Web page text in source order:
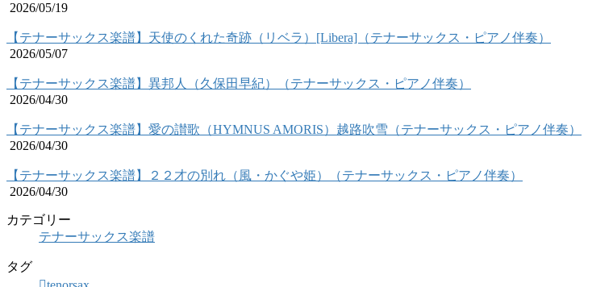
2026/05/19
【テナーサックス楽譜】天使のくれた奇跡（リベラ）[Libera]（テナーサックス・ピアノ伴奏）
2026/05/07
【テナーサックス楽譜】異邦人（久保田早紀）（テナーサックス・ピアノ伴奏）
2026/04/30
【テナーサックス楽譜】愛の讃歌（HYMNUS AMORIS）越路吹雪（テナーサックス・ピアノ伴奏）
2026/04/30
【テナーサックス楽譜】２２才の別れ（風・かぐや姫）（テナーサックス・ピアノ伴奏）
2026/04/30
カテゴリー
テナーサックス楽譜
タグ